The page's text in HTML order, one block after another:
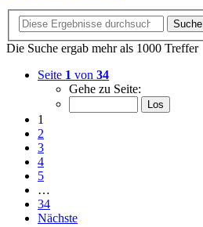
Suche
Die Suche ergab mehr als 1000 Treffer
Seite 1 von 34
Gehe zu Seite:
1
2
3
4
5
…
34
Nächste